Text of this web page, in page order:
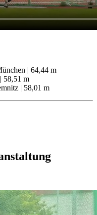
| 64,44 m
58,51 m
| 58,01 m